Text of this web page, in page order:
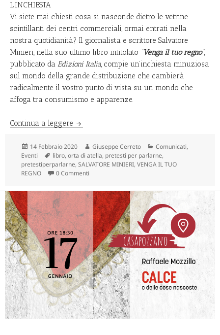
L’INCHIESTA
Vi siete mai chiesti cosa si nasconde dietro le vetrine
scintillanti dei centri commerciali, ormai entrati nella
nostra quotidianità? Il giornalista e scrittore Salvatore
Minieri, nella suo ultimo libro intitolato “Venga il tuo regno”,
pubblicato da Edizioni Italia, compie un’inchiesta minuziosa
sul mondo della grande distribuzione che cambierà
radicalmente il vostro punto di vista su un mondo che
affoga tra consumismo e apparenze.
Continua a leggere Venga il tuo regno: tutto quello che vi
Scritto
il
14 Febbraio 2020 Autore
Giuseppe Cerreto Categorie
Comunicati,
Eventi
Tag
libro, orta di atella, pretesti per parlarne,
pretestiperparlarne, SALVATORE MINIERI, VENGA IL TUO
REGNO
0 Commenti